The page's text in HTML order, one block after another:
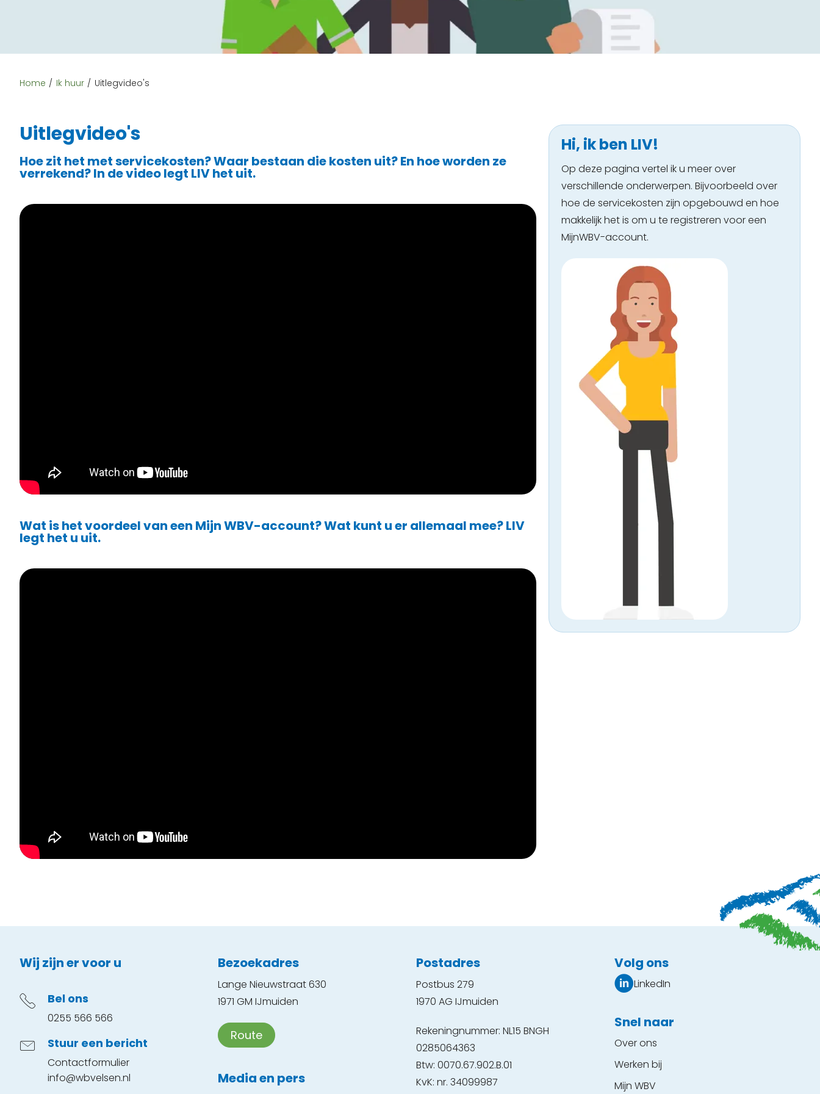
Home Ik huur Uitlegvideo's
Uitlegvideo's
Hoe zit het met servicekosten? Waar bestaan die kosten uit? En hoe worden ze
verrekend? In de video legt LIV het uit.
Wat is het voordeel van een Mijn WBV-account? Wat kunt u er allemaal mee? LIV
legt het u uit.
Hi, ik ben LIV!
Op deze pagina vertel ik u meer over
verschillende onderwerpen. Bijvoorbeeld over
hoe de servicekosten zijn opgebouwd en hoe
makkelijk het is om u te registreren voor een
MijnWBV-account.
Contactinformatie
Wij zijn er voor u
Bel ons
0255 566 566
Stuur een bericht
Contactformulier
info@wbvelsen.nl
Bezoekadres
Lange Nieuwstraat 630
1971 GM IJmuiden
Route
Media en pers
Postadres
Postbus 279
1970 AG IJmuiden
Rekeningnummer: NL15 BNGH
0285064363
Btw: 0070.67.902.B.01
KvK: nr. 34099987
Volg ons
LinkedIn
Snel naar
Over ons
Werken bij
Mijn WBV